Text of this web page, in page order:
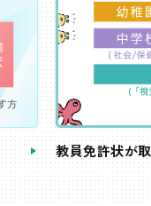
教員免許状が